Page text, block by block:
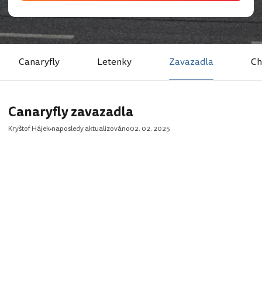
Canaryfly Letenky Zavazadla
Canaryfly zavazadla
Kryštof Hájek naposledy aktualizováno02. 02. 2025